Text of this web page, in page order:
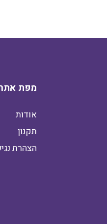
מפת
אודות
תקנון
הצהרת